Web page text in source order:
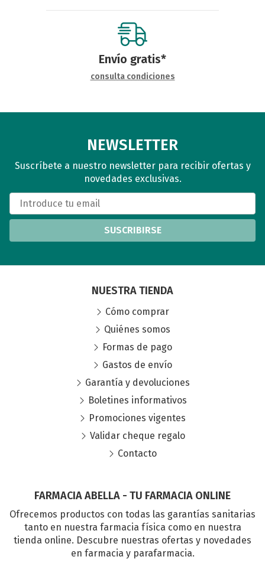
Envío gratis*
consulta condiciones
NEWSLETTER
Suscríbete a nuestro newsletter para recibir ofertas y
novedades exclusivas.
SUSCRIBIRSE
FARMACIA ABELLA - TU FARMACIA ONLINE
Ofrecemos productos con todas las garantías sanitarias
tanto en nuestra farmacia física como en nuestra
tienda online. Descubre nuestras ofertas y novedades
en farmacia y parafarmacia.
NUESTRA TIENDA
Cómo comprar
Quiénes somos
Formas de pago
Gastos de envío
Garantía y devoluciones
Boletines informativos
Promociones vigentes
Validar cheque regalo
Contacto